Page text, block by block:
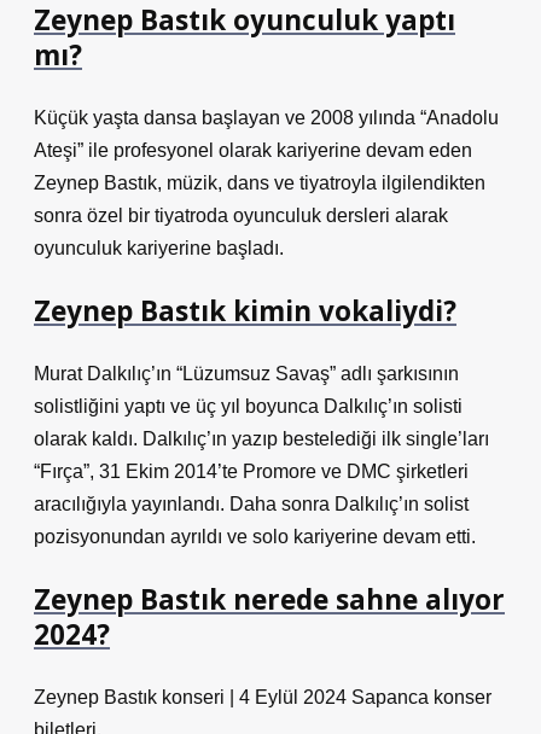
Zeynep Bastık oyunculuk yaptı
mı?
Küçük yaşta dansa başlayan ve 2008 yılında “Anadolu
Ateşi” ile profesyonel olarak kariyerine devam eden
Zeynep Bastık, müzik, dans ve tiyatroyla ilgilendikten
sonra özel bir tiyatroda oyunculuk dersleri alarak
oyunculuk kariyerine başladı.
Zeynep Bastık kimin vokaliydi?
Murat Dalkılıç’ın “Lüzumsuz Savaş” adlı şarkısının
solistliğini yaptı ve üç yıl boyunca Dalkılıç’ın solisti
olarak kaldı. Dalkılıç’ın yazıp bestelediği ilk single’ları
“Fırça”, 31 Ekim 2014’te Promore ve DMC şirketleri
aracılığıyla yayınlandı. Daha sonra Dalkılıç’ın solist
pozisyonundan ayrıldı ve solo kariyerine devam etti.
Zeynep Bastık nerede sahne alıyor
2024?
Zeynep Bastık konseri | 4 Eylül 2024 Sapanca konser
biletleri.